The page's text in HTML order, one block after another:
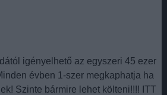
igényelhető az egyszeri 45 ezer
évben 1-szer megkaphatja ha
Szinte bármire lehet költeni!!!! ITT